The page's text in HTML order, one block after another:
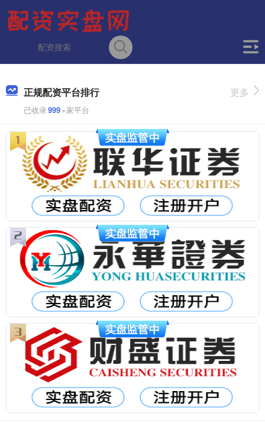
正规配资平台排行
已收录999+家平台
更多